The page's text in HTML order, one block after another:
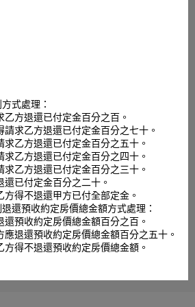
式處理：
方退還已付定金百分之百。
求乙方退還已付定金百分之七十。
乙方退還已付定金百分之五十。
乙方退還已付定金百分之四十。
乙方退還已付定金百分之三十。
已付定金百分之二十。
得不退還甲方已付全部定金。
還預收約定房價總金額方式處理：
預收約定房價總金額百分之百。
退還預收約定房價總金額百分之五十。
得不退還預收約定房價總金額。